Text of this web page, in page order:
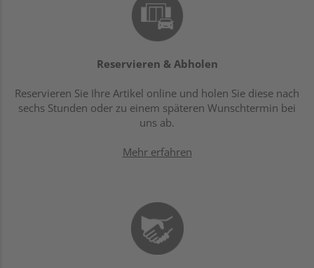
Reservieren & Abholen
Reservieren Sie Ihre Artikel online und holen Sie diese nach
sechs Stunden oder zu einem späteren Wunschtermin bei
uns ab.
Mehr erfahren